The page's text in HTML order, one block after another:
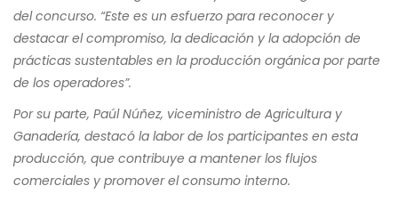
del concurso. “Este es un esfuerzo para reconocer y
destacar el compromiso, la dedicación y la adopción de
prácticas sustentables en la producción orgánica por parte
de los operadores”.
Por su parte, Paúl Núñez, viceministro de Agricultura y
Ganadería, destacó la labor de los participantes en esta
producción, que contribuye a mantener los flujos
comerciales y promover el consumo interno.